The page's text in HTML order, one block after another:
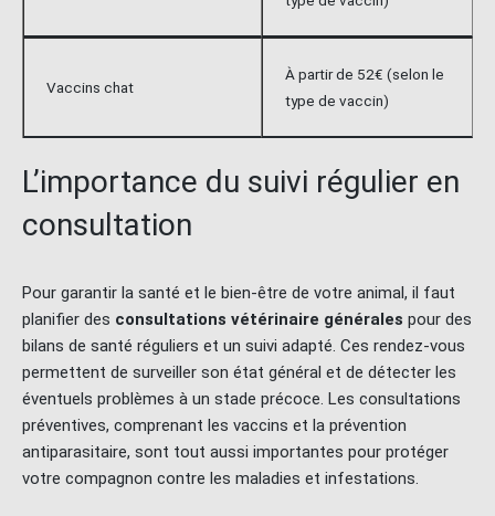
Vaccins chat
À partir de 52€ (selon le
type de vaccin)
L’importance du suivi régulier en
consultation
Pour garantir la santé et le bien-être de votre animal, il faut
planifier des consultations vétérinaire générales pour des
bilans de santé réguliers et un suivi adapté. Ces rendez-vous
permettent de surveiller son état général et de détecter les
éventuels problèmes à un stade précoce. Les consultations
préventives, comprenant les vaccins et la prévention
antiparasitaire, sont tout aussi importantes pour protéger
votre compagnon contre les maladies et infestations.